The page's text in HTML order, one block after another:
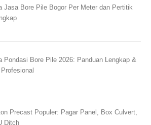
Jasa Bore Pile Bogor Per Meter dan Pertitik
Pondasi Bore Pile 2026: Panduan Lengkap &
Precast Populer: Pagar Panel, Box Culvert,
Ditch